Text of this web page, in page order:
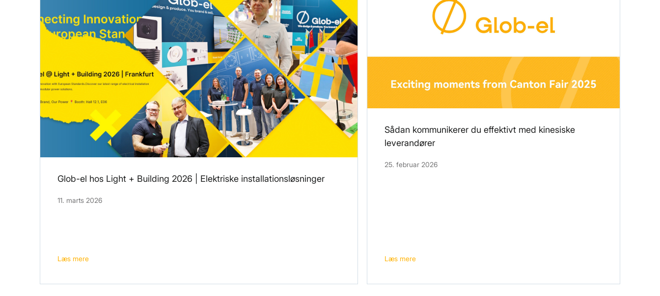
Glob-el hos Light + Building 2026 | Elektriske installationsløsninger
11. marts 2026
Læs mere
Sådan kommunikerer du effektivt med kinesiske
leverandører
25. februar 2026
Læs mere